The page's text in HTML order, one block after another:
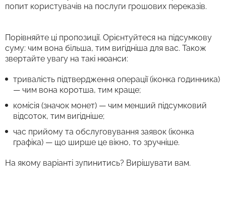
попит користувачів на послуги грошових переказів.
Порівняйте ці пропозиції. Орієнтуйтеся на підсумкову
суму: чим вона більша, тим вигідніша для вас. Також
звертайте увагу на такі нюанси:
тривалість підтвердження операції (іконка годинника)
— чим вона коротша, тим краще;
комісія (значок монет) — чим менший підсумковий
відсоток, тим вигідніше;
час прийому та обслуговування заявок (іконка
графіка) — що ширше це вікно, то зручніше.
На якому варіанті зупинитись? Вирішувати вам.